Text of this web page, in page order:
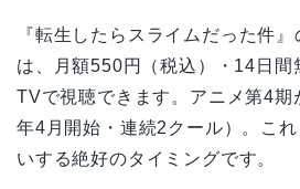
『転生したらスライムだった件
は、月額550円（税込）・14日間
TVで視聴できます。アニメ第4
年4月開始・連続2クール）。こ
いする絶好のタイミングです。